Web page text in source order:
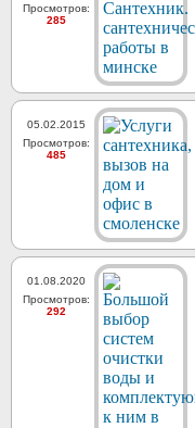
Просмотров:
285
05.02.2015
Просмотров:
485
01.08.2020
Просмотров:
292